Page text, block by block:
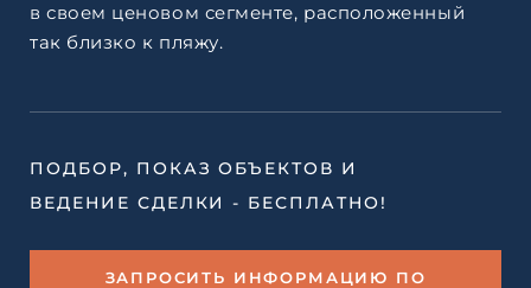
в своем ценовом сегменте, расположенный
так близко к пляжу.
ПОДБОР, ПОКАЗ ОБЪЕКТОВ И
ВЕДЕНИЕ СДЕЛКИ - БЕСПЛАТНО!
ЗАПРОСИТЬ ИНФОРМАЦИЮ ПО